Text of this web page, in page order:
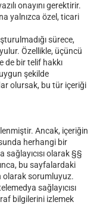
onayını gerektirir.
yalnızca özel, ticari
sürece,
Özellikle, üçüncü
de bir telif hakkı
şekilde
olursak, bu tür içeriği
Ancak, içeriğin
herhangi bir
olarak §§
bu sayfalardaki
olarak sorumluyuz.
sağlayıcısı
bilgilerini izlemek